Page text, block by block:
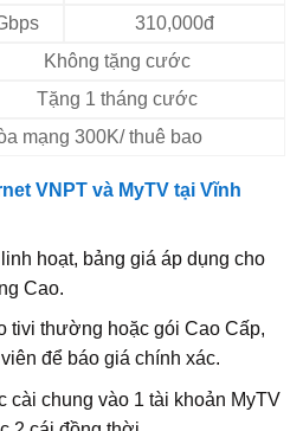
310,000đ
Không tặng cước
Tặng 1 tháng cước
mạng 300K/ thuê bao
VNPT và MyTV tại Vĩnh
hoạt, bảng giá áp dụng cho
Cao.
tivi thường hoặc gói Cao Cấp,
để báo giá chính xác.
chung vào 1 tài khoản MyTV